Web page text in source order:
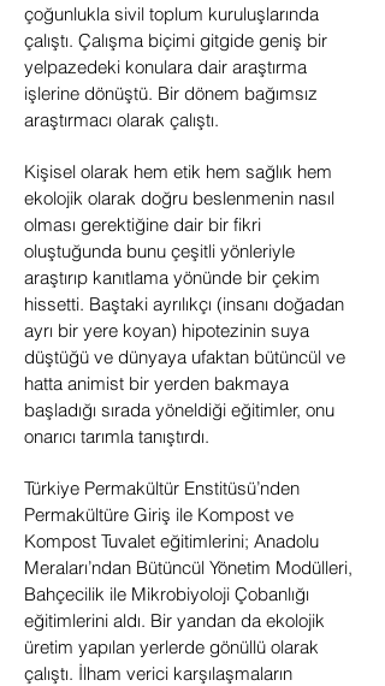
çoğunlukla sivil toplum kuruluşlarında
çalıştı. Çalışma biçimi gitgide geniş bir
yelpazedeki konulara dair araştırma
işlerine dönüştü. Bir dönem bağımsız
araştırmacı olarak çalıştı.
Kişisel olarak hem etik hem sağlık hem
ekolojik olarak doğru beslenmenin nasıl
olması gerektiğine dair bir fikri
oluştuğunda bunu çeşitli yönleriyle
araştırıp kanıtlama yönünde bir çekim
hissetti. Baştaki ayrılıkçı (insanı doğadan
ayrı bir yere koyan) hipotezinin suya
düştüğü ve dünyaya ufaktan bütüncül ve
hatta animist bir yerden bakmaya
başladığı sırada yöneldiği eğitimler, onu
onarıcı tarımla tanıştırdı.
Türkiye Permakültür Enstitüsü’nden
Permakültüre Giriş ile Kompost ve
Kompost Tuvalet eğitimlerini; Anadolu
Meraları’ndan Bütüncül Yönetim Modülleri,
Bahçecilik ile Mikrobiyoloji Çobanlığı
eğitimlerini aldı. Bir yandan da ekolojik
üretim yapılan yerlerde gönüllü olarak
çalıştı. İlham verici karşılaşmaların